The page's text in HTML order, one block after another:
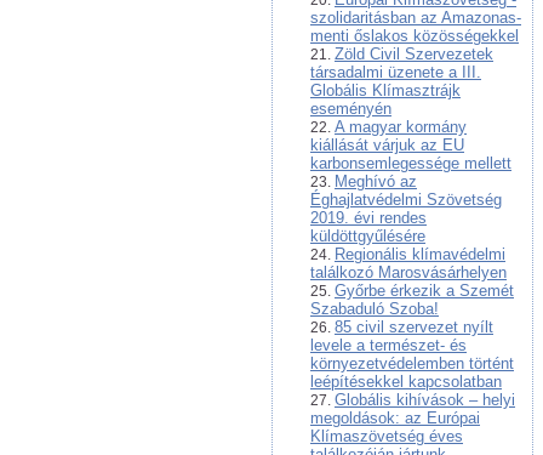
szolidaritásban az Amazonas-
menti őslakos közösségekkel
Zöld Civil Szervezetek
társadalmi üzenete a III.
Globális Klímasztrájk
eseményén
A magyar kormány
kiállását várjuk az EU
karbonsemlegessége mellett
Meghívó az
Éghajlatvédelmi Szövetség
2019. évi rendes
küldöttgyűlésére
Regionális klímavédelmi
találkozó Marosvásárhelyen
Győrbe érkezik a Szemét
Szabaduló Szoba!
85 civil szervezet nyílt
levele a természet- és
környezetvédelemben történt
leépítésekkel kapcsolatban
Globális kihívások – helyi
megoldások: az Európai
Klímaszövetség éves